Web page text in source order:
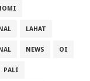
LAHAT
NEWS OI
PALI